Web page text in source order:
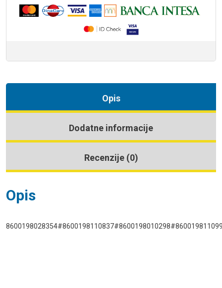
Opis
Dodatne informacije
Recenzije (0)
Opis